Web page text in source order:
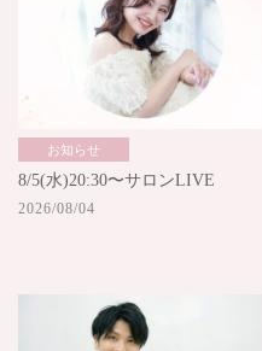
お知らせ
8/5(水)20:30〜サロンLIVE
2026/08/04